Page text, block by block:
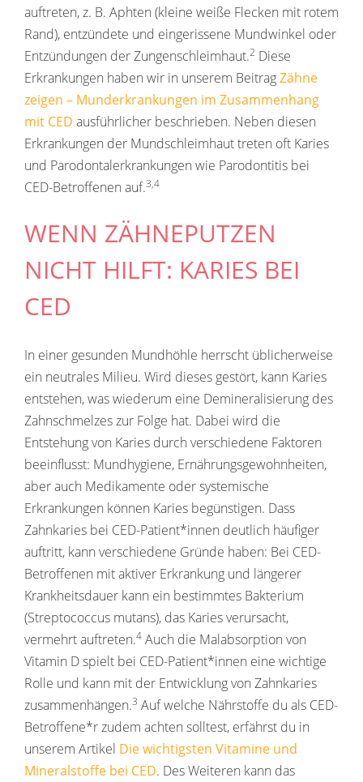
auftreten, z. B. Aphten (kleine weiße Flecken mit rotem
Rand), entzündete und eingerissene Mundwinkel oder
Entzündungen der Zungenschleimhaut.2 Diese
Erkrankungen haben wir in unserem BeitragZähne
zeigen – Munderkrankungen im Zusammenhang
mit CED ausführlicher beschrieben. Neben diesen
Erkrankungen der Mundschleimhaut treten oft Karies
und Parodontalerkrankungen wie Parodontitis bei
CED-Betroffenen auf.3,4
WENN ZÄHNEPUTZEN
NICHT HILFT: KARIES BEI
CED
In einer gesunden Mundhöhle herrscht üblicherweise
ein neutrales Milieu. Wird dieses gestört, kann Karies
entstehen, was wiederum eine Demineralisierung des
Zahnschmelzes zur Folge hat. Dabei wird die
Entstehung von Karies durch verschiedene Faktoren
beeinflusst: Mundhygiene, Ernährungsgewohnheiten,
aber auch Medikamente oder systemische
Erkrankungen können Karies begünstigen. Dass
Zahnkaries bei CED-Patient*innen deutlich häufiger
auftritt, kann verschiedene Gründe haben: Bei CED-
Betroffenen mit aktiver Erkrankung und längerer
Krankheitsdauer kann ein bestimmtes Bakterium
(Streptococcus mutans), das Karies verursacht,
vermehrt auftreten.4 Auch die Malabsorption von
Vitamin D spielt bei CED-Patient*innen eine wichtige
Rolle und kann mit der Entwicklung von Zahnkaries
zusammenhängen.3 Auf welche Nährstoffe du als CED-
Betroffene*r zudem achten solltest, erfährst du in
unserem Artikel Die wichtigsten Vitamine und
Mineralstoffe bei CED. Des Weiteren kann das